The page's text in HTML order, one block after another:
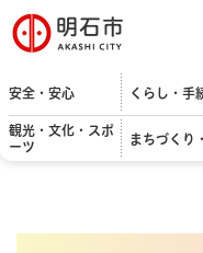
明石市
安全・安心 くらし・手
観光・文化・スポ
ーツ
まちづくり